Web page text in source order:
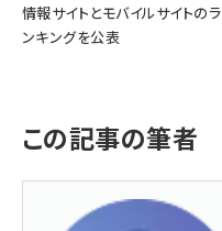
情報サイトとモバイルサイトのラ
ンキングを公表
この記事の筆者